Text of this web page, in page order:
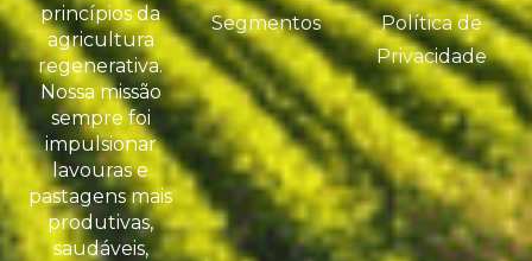
Segmentos
Política de
Privacidade
princípios da
agricultura
regenerativa.
Nossa missão
sempre foi
impulsionar
lavouras e
pastagens mais
produtivas,
saudáveis,